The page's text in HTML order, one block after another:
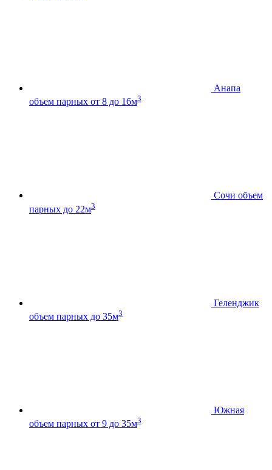
Анапа
объем парных от 8 до 16м3
Сочи объем
парных до 22м3
Геленджик
объем парных до 35м3
Южная
объем парных от 9 до 35м3